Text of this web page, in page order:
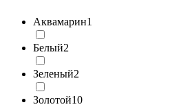
Аквамарин1
Белый2
Зеленый2
Золотой10